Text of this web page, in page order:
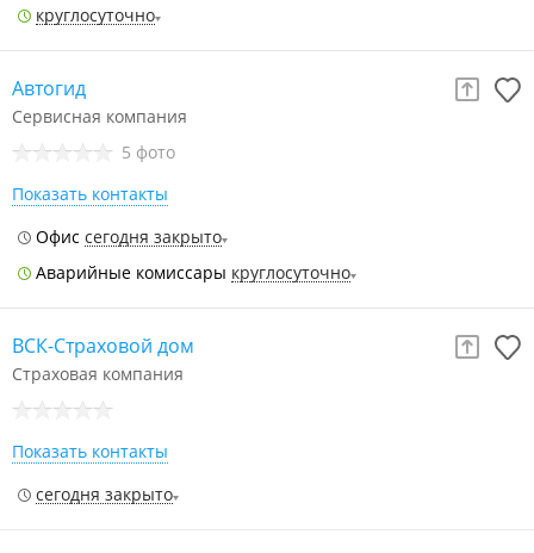
круглосуточно
Автогид
Сервисная компания
5 фото
Показать контакты
Офис сегодня закрыто
Аварийные комиссары круглосуточно
ВСК-Страховой дом
Страховая компания
Показать контакты
сегодня закрыто